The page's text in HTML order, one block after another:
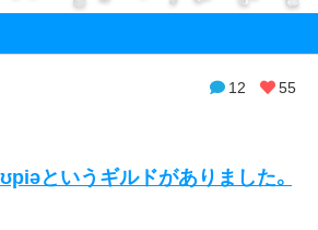
12 55
というギルドがありました。